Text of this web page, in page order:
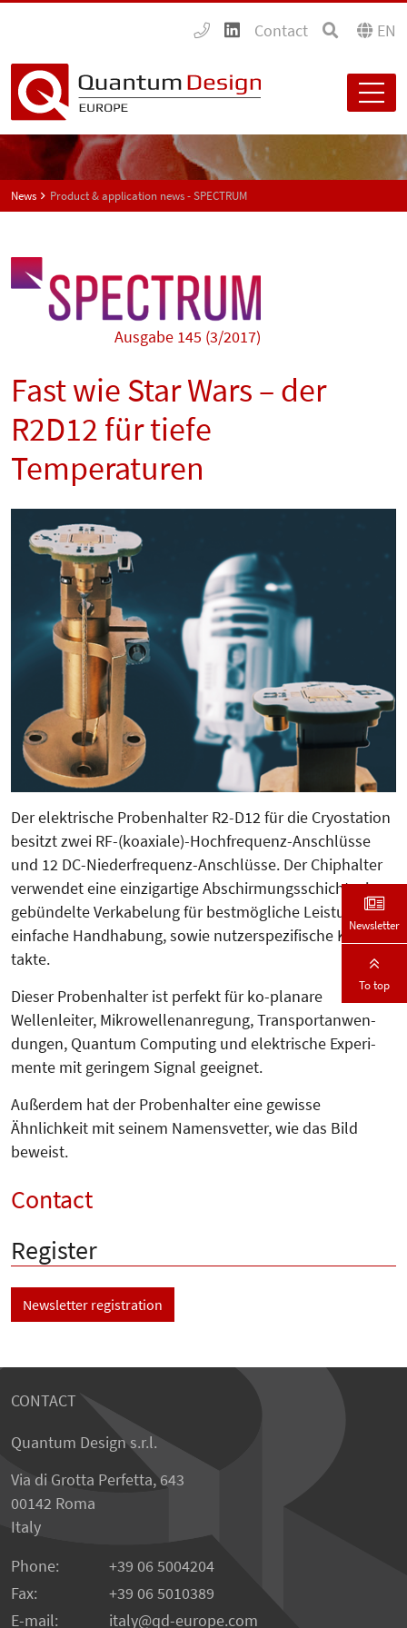
Contact EN
News Product & application news - SPECTRUM
Ausgabe 145 (3/2017)
Fast wie Star Wars – der
R2D12 für tiefe
Temperaturen
Der elektrische Probenhalter R2-D12 für die Cryostation
besitzt zwei RF-(koaxiale)-Hoch­fre­quenz-Anschlüsse
und 12 DC-Nieder­fre­quenz-Anschlüsse. Der Chip­hal­ter
verwendet eine einzigartige Ab­schir­mungsschicht, eine
gebündelte Verka­belung für bestmögliche Leis­tung und
einfache Hand­habung, sowie nutzer­spezifische Kon­
takte.
Dieser Probenhalter ist perfekt für ko-planare
Wellenleiter, Mikro­­wel­len­anregung, Transport­anwen­
dungen, Quan­tum Computing und elek­trische Ex­peri­
mente mit geringem Signal geeignet.
Außerdem hat der Probenhalter eine gewisse
Ähnlichkeit mit seinem Namensvetter, wie das Bild
beweist.
Contact
Register
Newsletter registration
CONTACT
Quantum Design s.r.l.
Via di Grotta Perfetta, 643
00142 Roma
Italy
Phone:
+39 06 5004204
Fax:
+39 06 5010389
E-mail:
italy@qd-europe.com
Newsletter
To top